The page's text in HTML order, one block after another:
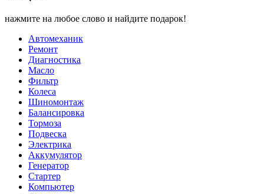
нажмите на любое слово и найдите подарок!
Автомеханик
Ремонт
Диагностика
Масло
Фильтр
Колеса
Шиномонтаж
Балансировка
Тормоза
Подвеска
Электрика
Аккумулятор
Генератор
Стартер
Компьютер